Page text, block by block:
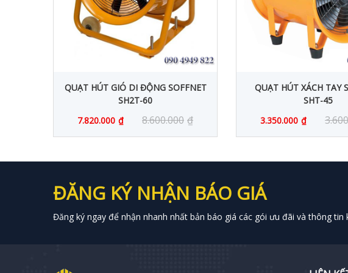
QUẠT HÚT GIÓ DI ĐỘNG SOFFNET
SH2T-60
7.820.000 ₫ 8.600.000 ₫
QUẠT HÚT XÁCH TAY
SHT-45
3.350.000 ₫
ĐĂNG KÝ NHẬN BÁO GIÁ
Đăng ký ngay để nhận nhanh nhất bản báo giá các gói ưu đãi và thông tin